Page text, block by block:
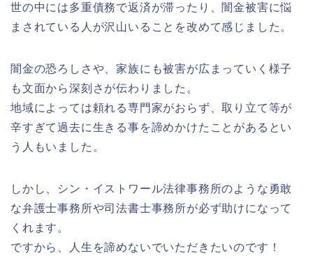
世の中には多重債務で返済が滞ったり、闇金被害に悩
まされている人が沢山いることを改めて感じました。
闇金の恐ろしさや、家族にも被害が広まっていく様子
も文面から深刻さが伝わりました。
地域によっては頼れる専門家がおらず、取り立て等が
辛すぎて過去に生きる事を諦めかけたことがあるとい
う人もいました。
しかし、シン・イストワール法律事務所のような勇敢
な弁護士事務所や司法書士事務所が必ず助けになって
くれます。
ですから、人生を諦めないでいただきたいのです！